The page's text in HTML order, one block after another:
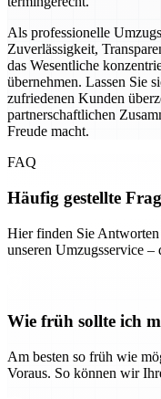
Als professionelle
Zuverlässigkeit,
das Wesentliche
übernehmen. Lassen Sie
zufriedenen Kunden
partnerschaftlichen
Freude macht.
FAQ
Häufig gestellte
Hier finden Sie
unseren Umzugsservice –
Wie früh sollte ich
Am besten so früh wie
Voraus. So können wir